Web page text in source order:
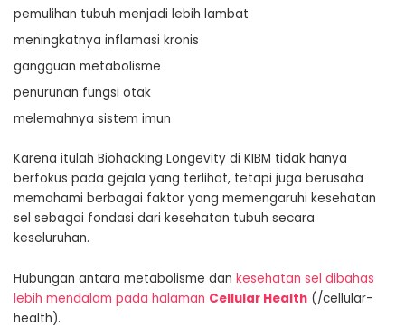
pemulihan tubuh menjadi lebih lambat
meningkatnya inflamasi kronis
gangguan metabolisme
penurunan fungsi otak
melemahnya sistem imun
Karena itulah Biohacking Longevity di KIBM tidak hanya
berfokus pada gejala yang terlihat, tetapi juga berusaha
memahami berbagai faktor yang memengaruhi kesehatan
sel sebagai fondasi dari kesehatan tubuh secara
keseluruhan.
Hubungan antara metabolisme dan kesehatan sel dibahas
lebih mendalam pada halaman Cellular Health (/cellular-
health).